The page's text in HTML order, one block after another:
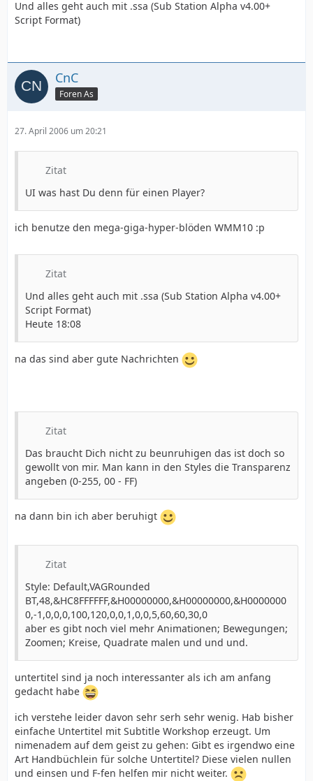
Und alles geht auch mit .ssa (Sub Station Alpha v4.00+
Script Format)
CnC
Foren As
27. April 2006 um 20:21
Zitat
UI was hast Du denn für einen Player?
ich benutze den mega-giga-hyper-blöden WMM10 :p
Zitat
Und alles geht auch mit .ssa (Sub Station Alpha v4.00+
Script Format)
Heute 18:08
na das sind aber gute Nachrichten
Zitat
Das braucht Dich nicht zu beunruhigen das ist doch so
gewollt von mir. Man kann in den Styles die Transparenz
angeben (0-255, 00 - FF)
na dann bin ich aber beruhigt
Zitat
Style: Default,VAGRounded
BT,48,&HC8FFFFFF,&H00000000,&H00000000,&H0000000
0,-1,0,0,0,100,120,0,0,1,0,0,5,60,60,30,0
aber es gibt noch viel mehr Animationen; Bewegungen;
Zoomen; Kreise, Quadrate malen und und und.
untertitel sind ja noch interessanter als ich am anfang
gedacht habe
ich verstehe leider davon sehr serh sehr wenig. Hab bisher
einfache Untertitel mit Subtitle Workshop erzeugt. Um
nimenadem auf dem geist zu gehen: Gibt es irgendwo eine
Art Handbüchlein für solche Untertitel? Diese vielen nullen
und einsen und F-fen helfen mir nicht weiter.